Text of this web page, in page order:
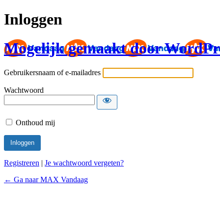
Inloggen
Mogelijk gemaakt door
Gebruikersnaam of e-mailadres
Wachtwoord
Onthoud mij
Registreren | Je wachtwoord vergeten?
← Ga naar MAX Vandaag